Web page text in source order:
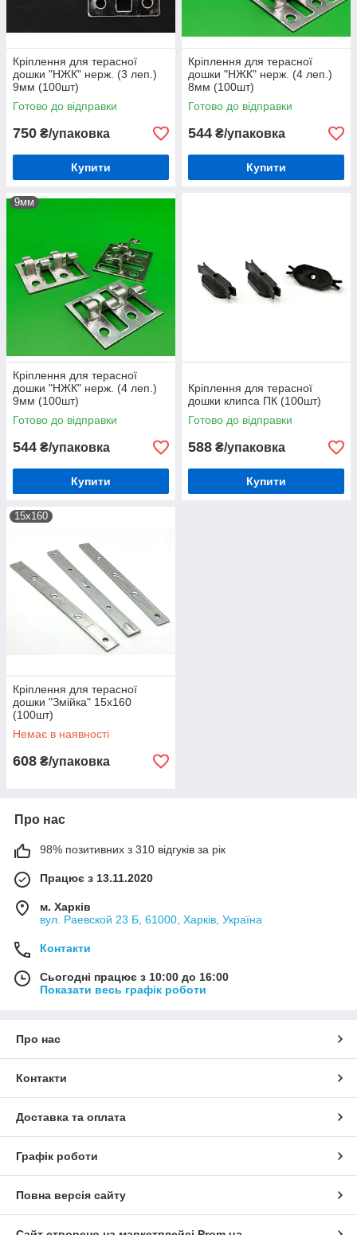
Кріплення для терасної
дошки "НЖК" нерж. (3 леп.)
9мм (100шт)
Готово до відправки
750 ₴/упаковка
Купити
Кріплення для терасної
дошки "НЖК" нерж. (4 леп.)
8мм (100шт)
Готово до відправки
544 ₴/упаковка
Купити
9мм
Кріплення для терасної
дошки "НЖК" нерж. (4 леп.)
9мм (100шт)
Готово до відправки
544 ₴/упаковка
Купити
Кріплення для терасної
дошки клипса ПК (100шт)
Готово до відправки
588 ₴/упаковка
Купити
15х160
Кріплення для терасної
дошки "Змійка" 15х160
(100шт)
Немає в наявності
608 ₴/упаковка
Про нас
98% позитивних з 310 відгуків за рік
Працює з 13.11.2020
м. Харків
вул. Раевской 23 Б, 61000, Харків, Україна
Контакти
Сьогодні працює з 10:00 до 16:00
Показати весь графік роботи
Про нас
Контакти
Доставка та оплата
Графік роботи
Повна версія сайту